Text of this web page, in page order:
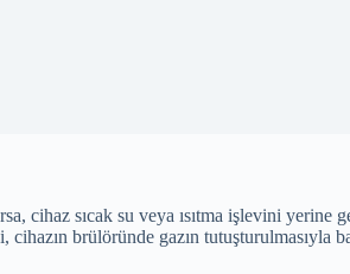
cihaz sıcak su veya ısıtma işlevini yerine
brülöründe gazın tutuşturulmasıyla